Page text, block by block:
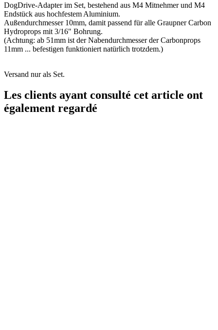
DogDrive-Adapter im Set, bestehend aus M4 Mitnehmer und M4
Endstück aus hochfestem Aluminium.
Außendurchmesser 10mm, damit passend für alle Graupner Carbon
Hydroprops mit 3/16" Bohrung.
(Achtung: ab 51mm ist der Nabendurchmesser der Carbonprops
11mm ... befestigen funktioniert natürlich trotzdem.)
Versand nur als Set.
Les clients ayant consulté cet article ont
également regardé